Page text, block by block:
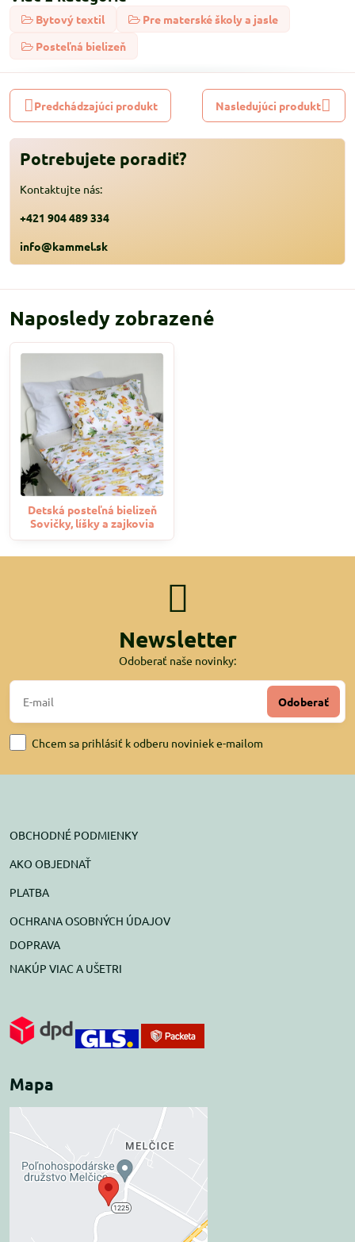
Bytový textil
Pre materské školy a jasle
Posteľná bielizeň
Predchádzajúci produkt Nasledujúci produkt
Potrebujete poradiť?
Kontaktujte nás:
+421 904 489 334
info@kammel.sk
Naposledy zobrazené
Detská posteľná bielizeň
Sovičky, líšky a zajkovia
Newsletter
Odoberať naše novinky:
Odoberať
Chcem sa prihlásiť k odberu noviniek e-mailom
OBCHODNÉ PODMIENKY
AKO OBJEDNAŤ
PLATBA
OCHRANA OSOBNÝCH ÚDAJOV
DOPRAVA
NAKÚP VIAC A UŠETRI
Mapa
Externý obsah je
blokovaný Voľbami
súkromia
Prajete si načítať externý obsah?